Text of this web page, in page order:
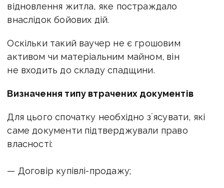
відновлення житла, яке постраждало
внаслідок бойових дій.
Оскільки такий ваучер не є грошовим
активом чи матеріальним майном, він
не входить до складу спадщини.
Визначення типу втрачених документів
Для цього спочатку необхідно зʼясувати, які
саме документи підтверджували право
власності:
— Договір купівлі-продажу;